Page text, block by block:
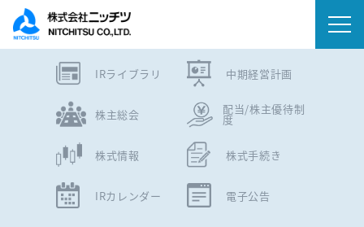
IRライブラリ 中期経営計画
株主総会 配当/株主優待制
度
株式情報 株式手続き
IRカレンダー 電子公告